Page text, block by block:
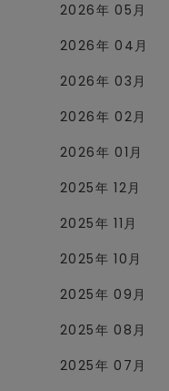
2026年 05月
2026年 04月
2026年 03月
2026年 02月
2026年 01月
2025年 12月
2025年 11月
2025年 10月
2025年 09月
2025年 08月
2025年 07月